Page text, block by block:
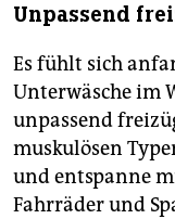
Unpassend
Es fühlt sich
Unterwäsche im
unpassend
muskulösen
und entspanne
Fahrräder und